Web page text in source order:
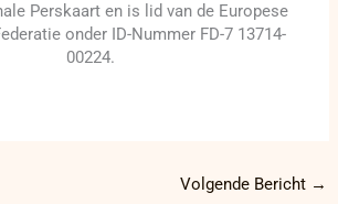
Perskaart en is lid van de Europese
onder ID-Nummer FD-7 13714-
00224.
Volgende Bericht →